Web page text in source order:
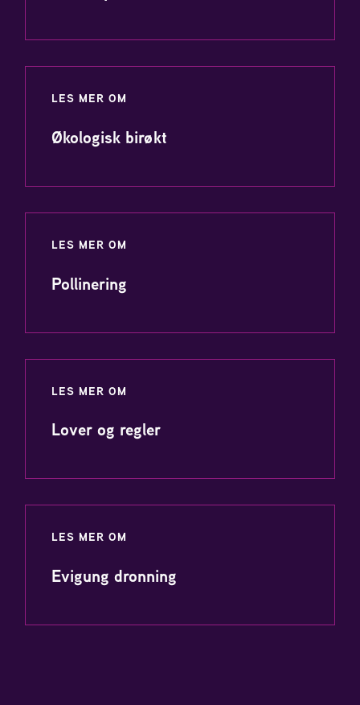
LES MER OM
Økologisk birøkt
LES MER OM
Pollinering
LES MER OM
Lover og regler
LES MER OM
Evigung dronning